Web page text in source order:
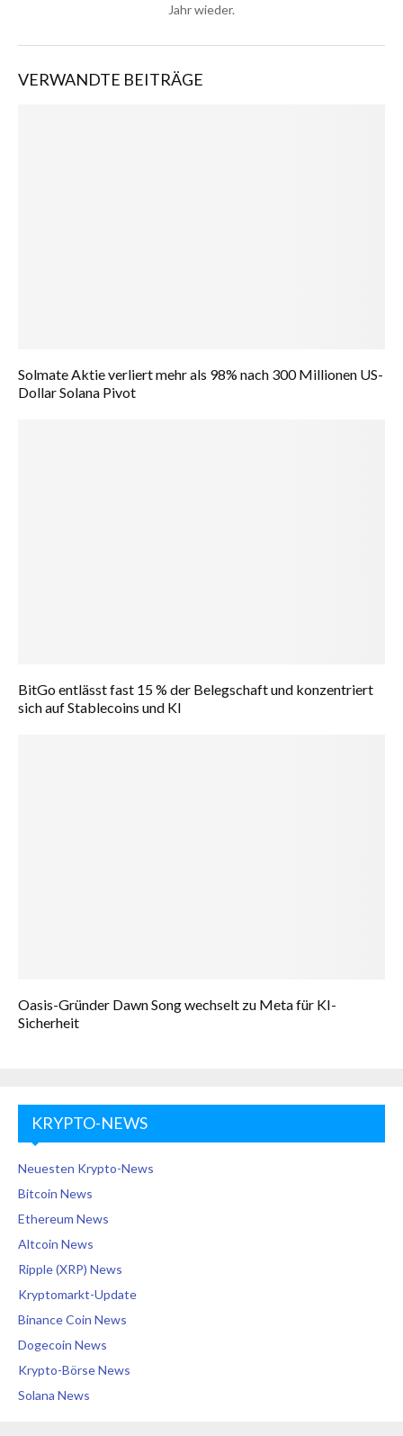
Jahr wieder.
VERWANDTE BEITRÄGE
Solmate Aktie verliert mehr als 98% nach 300 Millionen US-
Dollar Solana Pivot
BitGo entlässt fast 15 % der Belegschaft und konzentriert
sich auf Stablecoins und KI
Oasis-Gründer Dawn Song wechselt zu Meta für KI-
Sicherheit
KRYPTO-NEWS
Neuesten Krypto-News
Bitcoin News
Ethereum News
Altcoin News
Ripple (XRP) News
Kryptomarkt-Update
Binance Coin News
Dogecoin News
Krypto-Börse News
Solana News